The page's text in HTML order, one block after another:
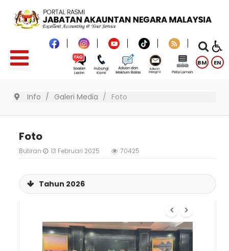
BM EN
Info Galeri Media Foto
Foto
Butiran 13 Februari 2025 70425
Tahun 2026